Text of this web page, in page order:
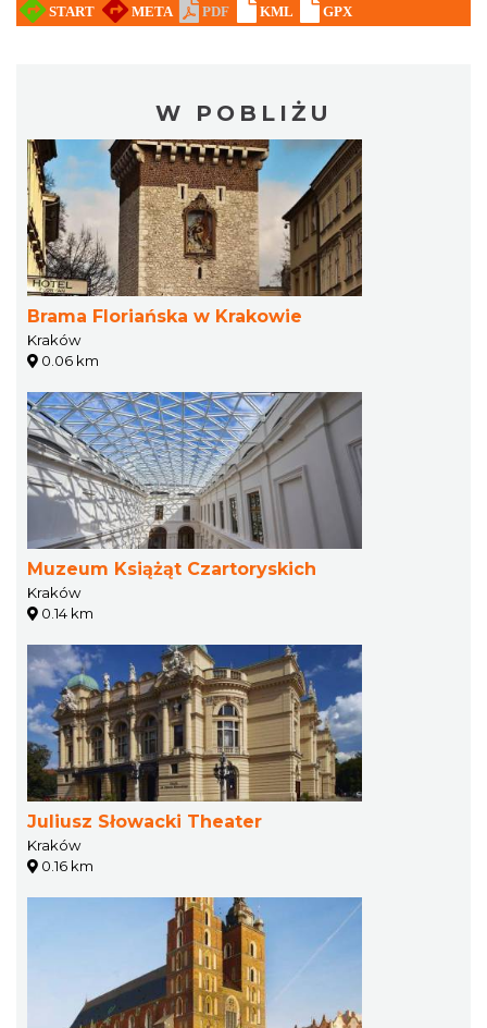
W POBLIŻU
Brama Floriańska w Krakowie
Kraków
0.06 km
Muzeum Książąt Czartoryskich
Kraków
0.14 km
Juliusz Słowacki Theater
Kraków
0.16 km